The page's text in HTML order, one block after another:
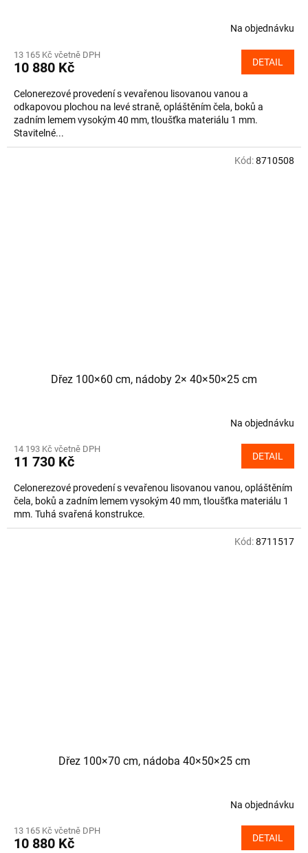
Na objednávku
13 165 Kč včetně DPH
10 880 Kč DETAIL
Celonerezové provedení s vevařenou lisovanou vanou a
odkapovou plochou na levé straně, opláštěním čela, boků a
zadním lemem vysokým 40 mm, tloušťka materiálu 1 mm.
Stavitelné...
Dřez 100×60 cm, nádoby 2× 40×50×25 cm
Na objednávku
14 193 Kč včetně DPH
11 730 Kč DETAIL
Celonerezové provedení s vevařenou lisovanou vanou, opláštěním
čela, boků a zadním lemem vysokým 40 mm, tloušťka materiálu 1
mm. Tuhá svařená konstrukce.
Kód:8710508
Dřez 100×70 cm, nádoba 40×50×25 cm
Na objednávku
13 165 Kč včetně DPH
10 880 Kč DETAIL
Kód:8711517